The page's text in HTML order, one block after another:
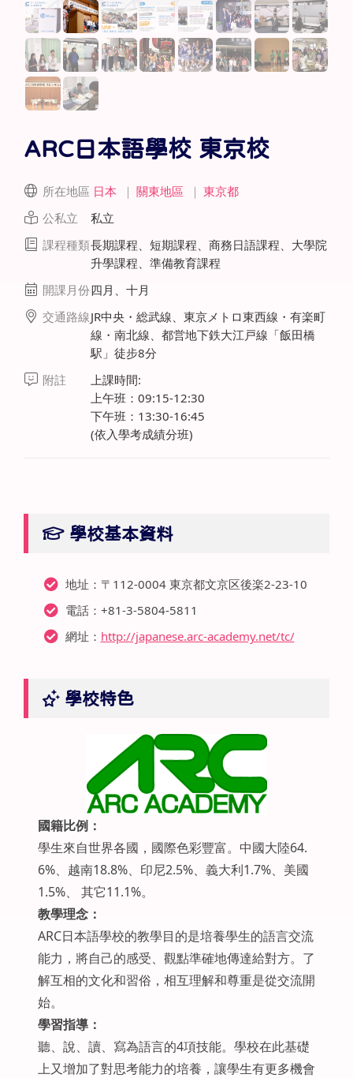
ARC日本語學校 東京校
所在地區 日本 ｜ 關東地區 ｜ 東京都
公私立
私立
課程種類長期課程、短期課程、商務日語課程、大學院
升學課程、準備教育課程
開課月份四月、十月
交通路線JR中央・総武線、東京メトロ東西線・有楽町
線・南北線、都営地下鉄大江戸線「飯田橋
駅」徒步8分
附註
上課時間:
上午班：09:15-12:30
下午班：13:30-16:45
(依入學考成績分班)
學校基本資料
地址：〒112-0004 東京都文京区後楽2-23-10
電話：+81-3-5804-5811
網址： http://japanese.arc-academy.net/tc/
學校特色
國籍比例：
學生來自世界各國，國際色彩豐富。 中國大陸64.
6%、越南18.8%、印尼2.5%、義大利1.7%、美國
1.5%、 其它11.1%。
教學理念：
ARC日本語學校的教學目的是培養學生的語言交流
能力，將自己的感受、觀點準確地傳達給對方。了
解互相的文化和習俗，相互理解和尊重是從交流開
始。
學習指導：
聽、說、讀、寫為語言的4項技能。學校在此基礎
上又增加了對思考能力的培養，讓學生有更多機會